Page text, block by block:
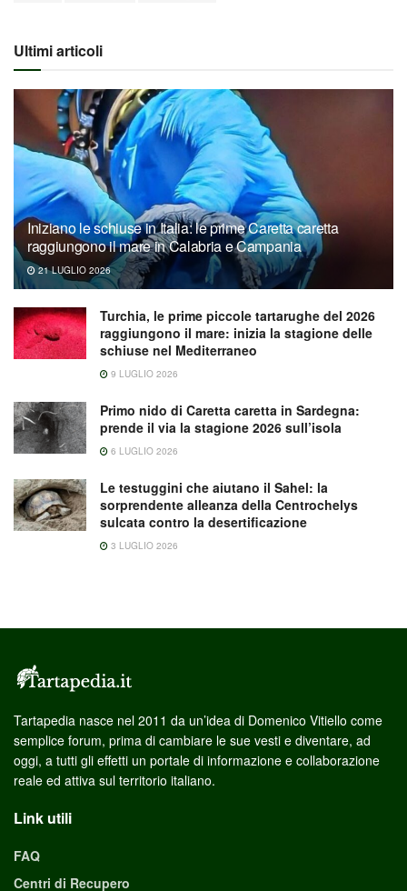
Ultimi articoli
Iniziano le schiuse in Italia: le prime Caretta caretta
raggiungono il mare in Calabria e Campania
21 LUGLIO 2026
Turchia, le prime piccole tartarughe del 2026
raggiungono il mare: inizia la stagione delle
schiuse nel Mediterraneo
9 LUGLIO 2026
Primo nido di Caretta caretta in Sardegna:
prende il via la stagione 2026 sull’isola
6 LUGLIO 2026
Le testuggini che aiutano il Sahel: la
sorprendente alleanza della Centrochelys
sulcata contro la desertificazione
3 LUGLIO 2026
Tartapedia nasce nel 2011 da un’idea di Domenico Vitiello come
semplice forum, prima di cambiare le sue vesti e diventare, ad
oggi, a tutti gli effetti un portale di informazione e collaborazione
reale ed attiva sul territorio italiano.
Link utili
FAQ
Centri di Recupero